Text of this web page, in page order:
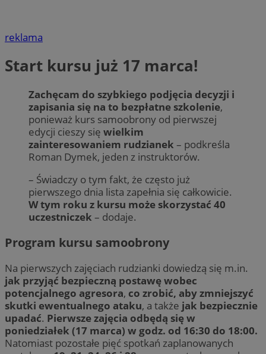
reklama
Start kursu już 17 marca!
Zachęcam do szybkiego podjęcia decyzji i
zapisania się na to bezpłatne szkolenie,
ponieważ kurs samoobrony od pierwszej
edycji cieszy się wielkim
zainteresowaniem rudzianek – podkreśla
Roman Dymek, jeden z instruktorów.
– Świadczy o tym fakt, że często już
pierwszego dnia lista zapełnia się całkowicie.
W tym roku z kursu może skorzystać 40
uczestniczek – dodaje.
Program kursu samoobrony
Na pierwszych zajęciach rudzianki dowiedzą się m.in.
jak przyjąć bezpieczną postawę wobec
potencjalnego agresora, co zrobić, aby zmniejszyć
skutki ewentualnego ataku, a także jak bezpiecznie
upadać. Pierwsze zajęcia odbędą się w
poniedziałek (17 marca) w godz. od 16:30 do 18:00.
Natomiast pozostałe pięć spotkań zaplanowanych